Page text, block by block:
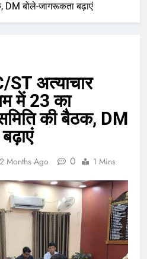
DM बोले-जागरूकता बढ़ाएं
ST अत्याचार
में 23 का
की बैठक, DM
2 Months Ago 0 1 Mins